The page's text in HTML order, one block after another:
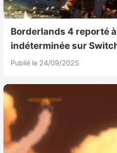
Borderlands 4 reporté
indéterminée sur
Publié le 24/09/2025